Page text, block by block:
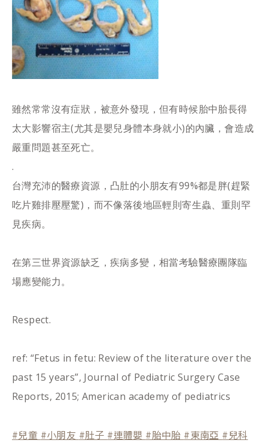
雖然常常沒有症狀，被意外發現，但有時候胎中胎長得
太大影響宿主(尤其是嬰兒身體本身就小)的內臟，會造成
嚴重問題甚至死亡。
.
台灣充沛的醫療資源，凸肚的小朋友有99%都是胖(趕緊
吃片雞排壓壓驚)，而不像落後地區輕則寄生蟲、重則罕
見疾病。
在第三世界資源缺乏，疾病多變，相當考驗醫療團隊臨
場應變能力。
Respect.
ref: “Fetus in fetu: Review of the literature over the
past 15 years”, Journal of Pediatric Surgery Case
Reports, 2015; American academy of pediatrics
#兒童 #小朋友 #肚子 #連體嬰 #胎中胎 #東南亞 #兒科